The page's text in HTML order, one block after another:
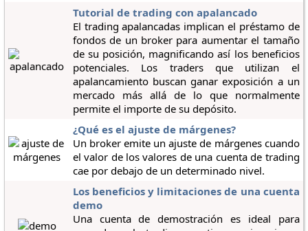
Tutorial de trading con apalancado
El trading apalancadas implican el préstamo de
fondos de un broker para aumentar el tamaño
de su posición, magnificando así los beneficios
potenciales. Los traders que utilizan el
apalancamiento buscan ganar exposición a un
mercado más allá de lo que normalmente
permite el importe de su depósito.
¿Qué es el ajuste de márgenes?
Un broker emite un ajuste de márgenes cuando
el valor de los valores de una cuenta de trading
cae por debajo de un determinado nivel.
Los beneficios y limitaciones de una cuenta
demo
Una cuenta de demostración es ideal para